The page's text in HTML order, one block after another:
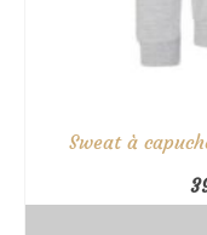
Sweat à